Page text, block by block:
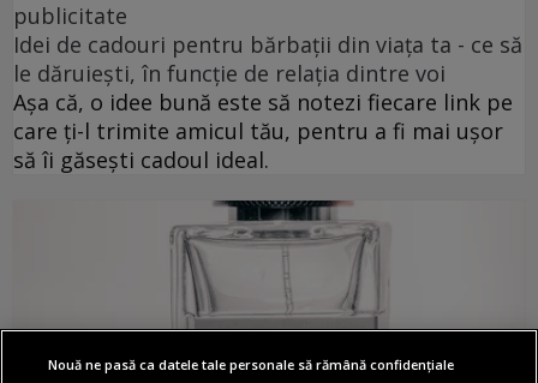
publicitate
Idei de cadouri pentru bărbații din viața ta - ce să
le dăruiești, în funcție de relația dintre voi
Așa că, o idee bună este să notezi fiecare link pe
care ți-l trimite amicul tău, pentru a fi mai ușor
să îi găsești cadoul ideal.
Nouă ne pasă ca datele tale personale să rămână confidențiale